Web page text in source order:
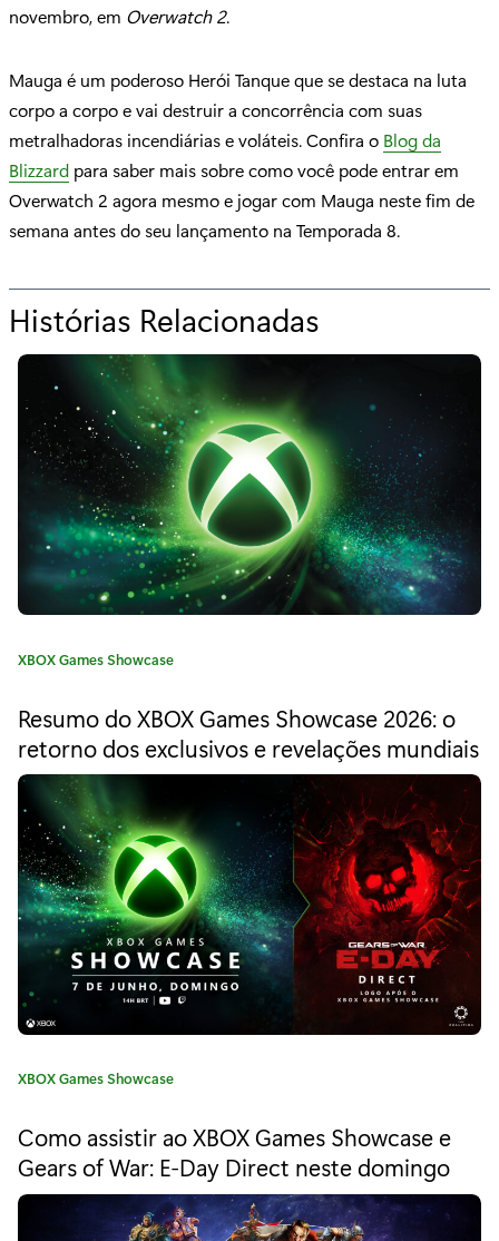
novembro, em Overwatch 2.
Mauga é um poderoso Herói Tanque que se destaca na luta
corpo a corpo e vai destruir a concorrência com suas
metralhadoras incendiárias e voláteis. Confira o Blog da
Blizzard para saber mais sobre como você pode entrar em
Overwatch 2 agora mesmo e jogar com Mauga neste fim de
semana antes do seu lançamento na Temporada 8.
Histórias Relacionadas
a
a
"
B
l
i
C
o
n
2
0
2
3
t
d
a
s
C
e
g
o
a
:
XBOX Games Showcase
Resumo do XBOX Games Showcase 2026: o
retorno dos exclusivos e revelações mundiais
C
e
g
o
XBOX Games Showcase
Como assistir ao XBOX Games Showcase e
Gears of War: E-Day Direct neste domingo